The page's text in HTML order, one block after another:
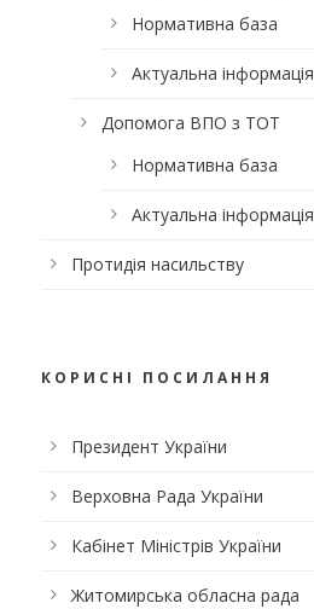
Нормативна база
Актуальна інформація
Допомога ВПО з ТОТ
Нормативна база
Актуальна інформація
Протидія насильству
КОРИСНІ ПОСИЛАННЯ
Президент України
Верховна Рада України
Кабінет Міністрів України
Житомирська обласна рада